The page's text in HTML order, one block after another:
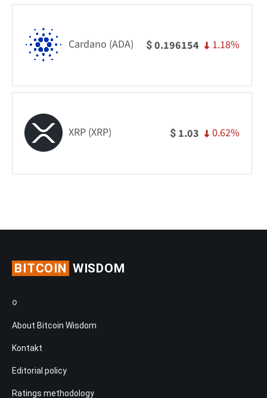
Cardano (ADA) $0.196154 1.18%
XRP (XRP) $ 1.03 0.62%
BITCOIN WISDOM
O
About Bitcoin Wisdom
Kontakt
Editorial policy
Ratings methodology